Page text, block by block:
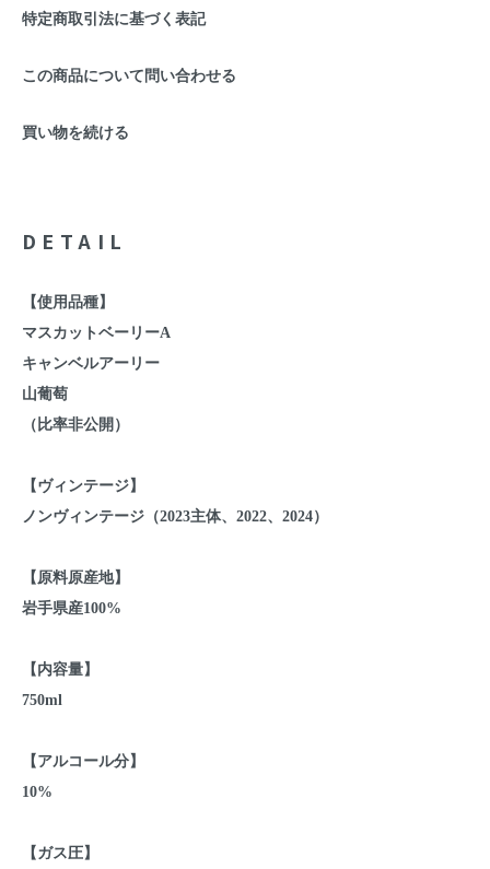
特定商取引法に基づく表記
この商品について問い合わせる
買い物を続ける
DETAIL
【使用品種】
マスカットベーリーA
キャンベルアーリー
山葡萄
（比率非公開）
【ヴィンテージ】
ノンヴィンテージ（2023主体、2022、2024）
【原料原産地】
岩手県産100%
【内容量】
750ml
【アルコール分】
10%
【ガス圧】